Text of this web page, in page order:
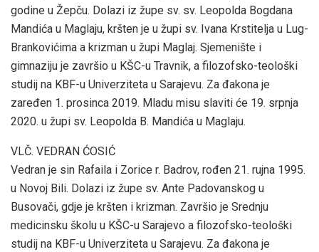
godine u Žepču. Dolazi iz župe sv. sv. Leopolda Bogdana
Mandića u Maglaju, kršten je u župi sv. Ivana Krstitelja u Lug-
Brankovićima a krizman u župi Maglaj. Sjemenište i
gimnaziju je završio u KŠC-u Travnik, a filozofsko-teološki
studij na KBF-u Univerziteta u Sarajevu. Za đakona je
zaređen 1. prosinca 2019. Mladu misu slaviti će 19. srpnja
2020. u župi sv. Leopolda B. Mandića u Maglaju.
VLČ. VEDRAN ĆOSIĆ
Vedran je sin Rafaila i Zorice r. Badrov, rođen 21. rujna 1995.
u Novoj Bili. Dolazi iz župe sv. Ante Padovanskog u
Busovači, gdje je kršten i krizman. Završio je Srednju
medicinsku školu u KŠC-u Sarajevo a filozofsko-teološki
studij na KBF-u Univerziteta u Sarajevu. Za đakona je